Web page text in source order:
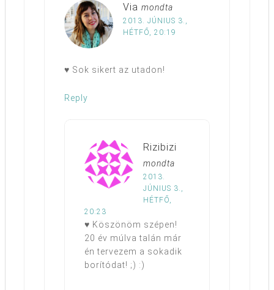
Via mondta
2013. JÚNIUS 3.,
HÉTFŐ, 20:19
♥ Sok sikert az utadon!
Reply
Rizibizi
mondta
2013.
JÚNIUS 3.,
HÉTFŐ,
20:23
♥ Köszönöm szépen!
20 év múlva talán már
én tervezem a sokadik
borítódat! ;) :)